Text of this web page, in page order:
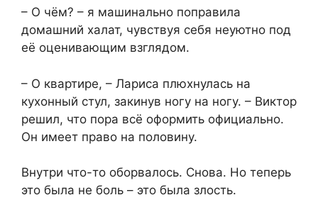
– О чём? – я машинально поправила
домашний халат, чувствуя себя неуютно под
её оценивающим взглядом.
– О квартире, – Лариса плюхнулась на
кухонный стул, закинув ногу на ногу. – Виктор
решил, что пора всё оформить официально.
Он имеет право на половину.
Внутри что-то оборвалось. Снова. Но теперь
это была не боль – это была злость.